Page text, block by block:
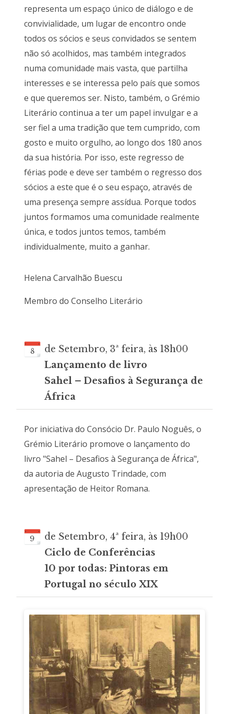
representa um espaço único de diálogo e de
convivialidade, um lugar de encontro onde
todos os sócios e seus convidados se sentem
não só acolhidos, mas também integrados
numa comunidade mais vasta, que partilha
interesses e se interessa pelo país que somos
e que queremos ser. Nisto, também, o Grémio
Literário continua a ter um papel invulgar e a
ser fiel a uma tradição que tem cumprido, com
gosto e muito orgulho, ao longo dos 180 anos
da sua história. Por isso, este regresso de
férias pode e deve ser também o regresso dos
sócios a este que é o seu espaço, através de
uma presença sempre assídua. Porque todos
juntos formamos uma comunidade realmente
única, e todos juntos temos, também
individualmente, muito a ganhar.
Helena Carvalhão Buescu
Membro do Conselho Literário
8
de Setembro, 3ª feira, às 18h00
Lançamento de livro
Sahel – Desafios à Segurança de
África
Por iniciativa do Consócio Dr. Paulo Noguês, o
Grémio Literário promove o lançamento do
livro "Sahel – Desafios à Segurança de África",
da autoria de Augusto Trindade, com
apresentação de Heitor Romana.
9
de Setembro, 4ª feira, às 19h00
Ciclo de Conferências
10 por todas: Pintoras em
Portugal no século XIX